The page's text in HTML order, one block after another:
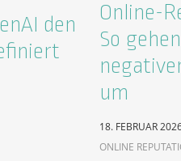
den
Online-
So
um
18. FEBRUAR
ONLINE